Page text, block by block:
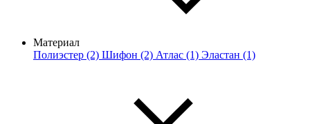
Материал
Полиэстер (2) Шифон (2) Атлас (1) Эластан (1)